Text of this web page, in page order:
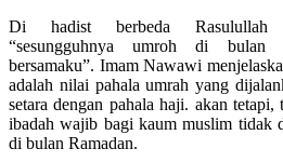
Di hadist berbeda Rasulullah
“sesungguhnya umroh di bulan
bersamaku”. Imam Nawawi
adalah nilai pahala umrah yang
setara dengan pahala haji. akan tetapi,
ibadah wajib bagi kaum muslim tidak
di bulan Ramadan.